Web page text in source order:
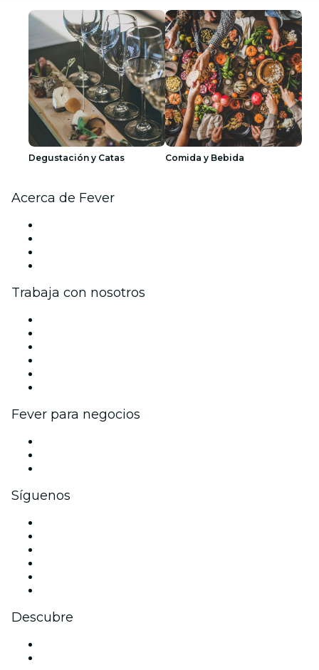
Degustación y Catas Comida y Bebida
Acerca de Fever
Trabaja con nosotros
Fever para negocios
Síguenos
Descubre